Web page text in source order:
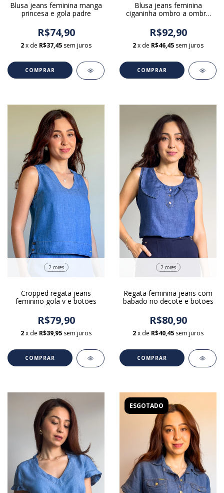
Blusa jeans feminina manga
princesa e gola padre
R$74,90
2x de R$37,45 sem juros
COMPRAR
Blusa jeans feminina
ciganinha ombro a ombro
R$92,90
2x de R$46,45 sem juros
COMPRAR
2 cores
Cropped regata jeans
feminino gola v e botões
R$79,90
2x de R$39,95 sem juros
COMPRAR
2 cores
Regata feminina jeans com
babado no decote e botões
R$80,90
2x de R$40,45 sem juros
COMPRAR
ESGOTADO